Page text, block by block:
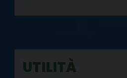
UTILITÀ